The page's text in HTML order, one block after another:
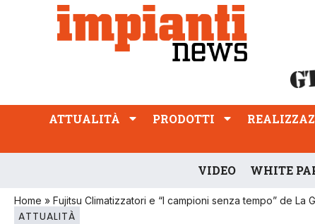
ATTUALITÀ PRODOTTI REALIZZAZIONI
PROFESSIONE
ATTUALITÀ PRODOTTI
VIDEO WHITE
Home » Fujitsu Climatizzatori e “I campioni senza tempo” de La
ATTUALITÀ